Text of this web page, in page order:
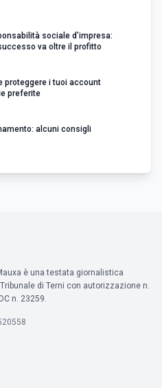
sociale d’impresa:
va oltre il profitto
proteggere i tuoi account
preferite
alcuni consigli
è una testata giornalistica
di Terni con autorizzazione n.
n. 23259.